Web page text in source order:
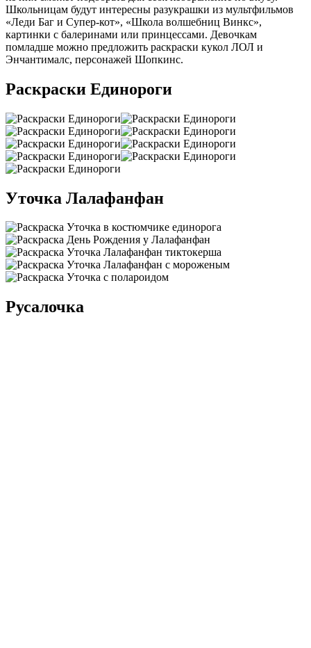
Школьницам будут интересны разукрашки из мультфильмов
«Леди Баг и Супер-кот», «Школа волшебниц Винкс»,
картинки с балеринами или принцессами. Девочкам
помладше можно предложить раскраски кукол ЛОЛ и
Энчантималс, персонажей Шопкинс.
Раскраски Единороги
Уточка Лалафанфан
Русалочка